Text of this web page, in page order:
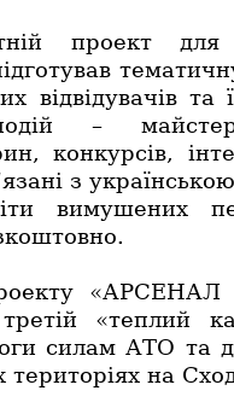
проект
та
– майстер-
конкурсів,
з
вимушених
«теплий
силам АТО та
територіях на